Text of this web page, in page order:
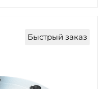
Быстрый заказ